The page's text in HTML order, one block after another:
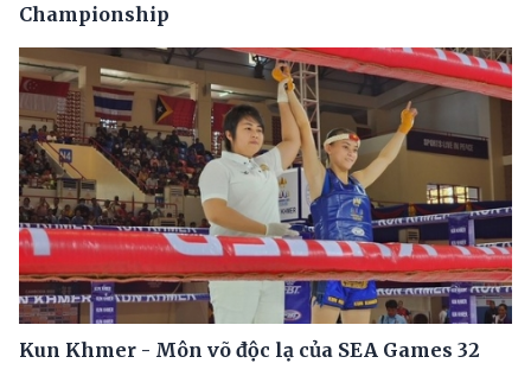
Championship
Kun Khmer - Môn võ độc lạ của SEA Games 32